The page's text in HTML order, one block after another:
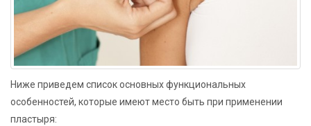
Ниже приведем список основных функциональных
особенностей, которые имеют место быть при применении
пластыря: